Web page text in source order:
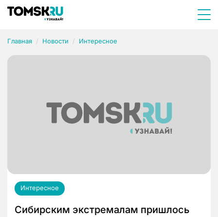
Главная Новости Интересное
Интересное
Сибирским экстремалам пришлось